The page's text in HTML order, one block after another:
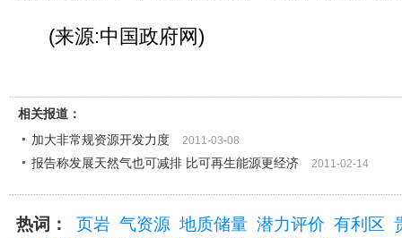
(来源:中国政府网)
相关报道：
加大非常规资源开发力度
2011-03-08
报告称发展天然气也可减排 比可再生能源更经济 2011-02-14
热词： 页岩 气资源 地质储量 潜力评价 有利区